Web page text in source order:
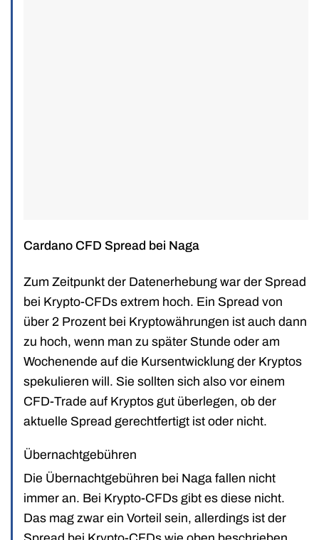
Cardano CFD Spread bei Naga
Zum Zeitpunkt der Datenerhebung war der Spread
bei Krypto-CFDs extrem hoch. Ein Spread von
über 2 Prozent bei Kryptowährungen ist auch dann
zu hoch, wenn man zu später Stunde oder am
Wochenende auf die Kursentwicklung der Kryptos
spekulieren will. Sie sollten sich also vor einem
CFD-Trade auf Kryptos gut überlegen, ob der
aktuelle Spread gerechtfertigt ist oder nicht.
Übernachtgebühren
Die Übernachtgebühren bei Naga fallen nicht
immer an. Bei Krypto-CFDs gibt es diese nicht.
Das mag zwar ein Vorteil sein, allerdings ist der